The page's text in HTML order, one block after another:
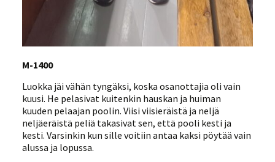
M-1400
Luokka jäi vähän tyngäksi, koska osanottajia oli vain
kuusi. He pelasivat kuitenkin hauskan ja huiman
kuuden pelaajan poolin. Viisi viisieräistä ja neljä
neljäeräistä peliä takasivat sen, että pooli kesti ja
kesti. Varsinkin kun sille voitiin antaa kaksi pöytää vain
alussa ja lopussa.